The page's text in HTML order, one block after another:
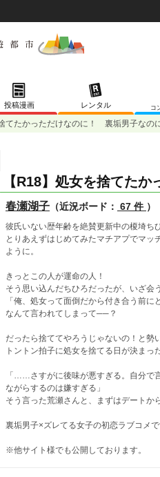
投稿漫画 レンタル
コ
てたかっただけなのに！ 裏垢男子なの
【R18】処女を捨てた
春瀬湖子 （近況ボード： 67 件 ）
彼氏いない歴年齢を絶賛更新中の榎埼ち
とりあえずはじめてみたマチアプでマッ
ように。
きっとこの人が運命の人！
そう思い込んだちひろだったが、いざ会
「俺、処女って面倒だから付き合う前に
なんて言われてしまって──？
だったら捨ててやろうじゃないの！と勢
トントン拍子に処女を捨てる日が決まっ
「……さすがに後味が悪すぎる。自分で
ながらするのは嫌すぎる」
そう言った荒瀬さんと、まずはデートか
裏垢男子×ズレてる女子の初恋ラブコメ
※他サイト様でも公開しております。